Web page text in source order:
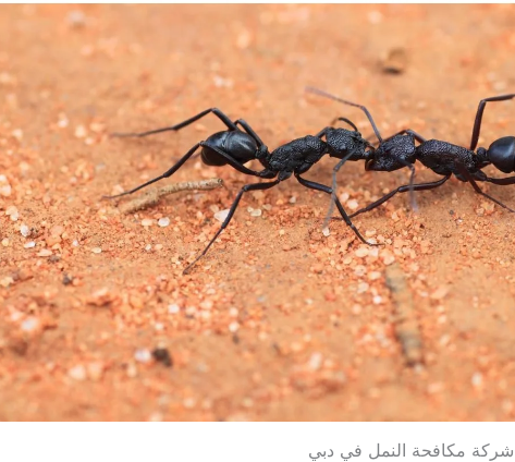
شركة مكافحة النمل في دبي